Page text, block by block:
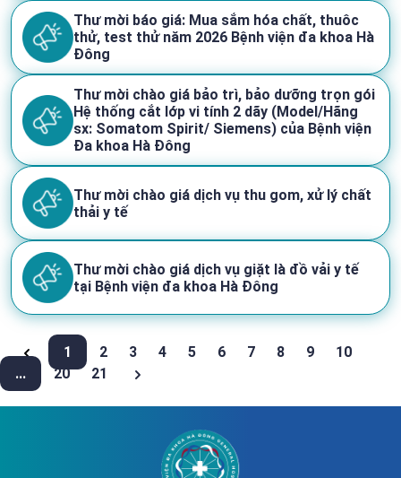
Thư mời báo giá: Mua sắm hóa chất, thuôc
thử, test thử năm 2026 Bệnh viện đa khoa Hà
Đông
Thư mời chào giá bảo trì, bảo dưỡng trọn gói
Hệ thống cắt lớp vi tính 2 dãy (Model/Hãng
sx: Somatom Spirit/ Siemens) của Bệnh viện
Đa khoa Hà Đông
Thư mời chào giá dịch vụ thu gom, xử lý chất
thải y tế
Thư mời chào giá dịch vụ giặt là đồ vải y tế
tại Bệnh viện đa khoa Hà Đông
1 2 3 4 5 6 7 8 9
10
...
20 21